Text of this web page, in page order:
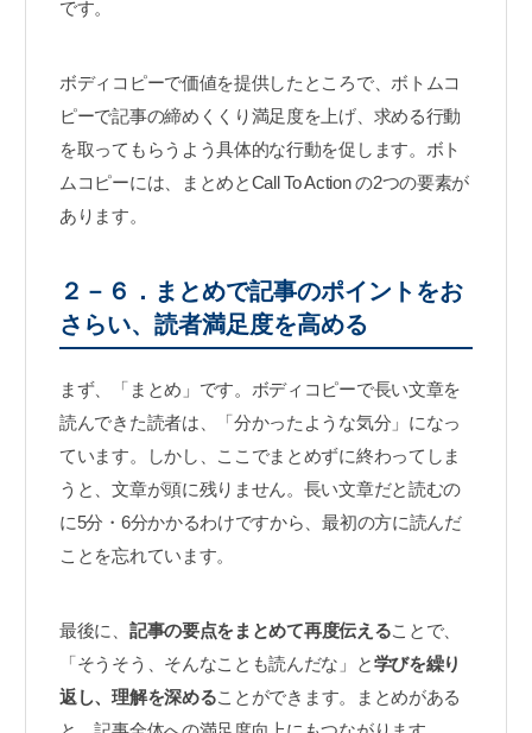
です。
ボディコピーで価値を提供したところで、ボトムコ
ピーで記事の締めくくり満足度を上げ、求める行動
を取ってもらうよう具体的な行動を促します。ボト
ムコピーには、まとめとCall To Action の2つの要素が
あります。
２－６．まとめで記事のポイントをお
さらい、読者満足度を高める
まず、「まとめ」です。ボディコピーで長い文章を
読んできた読者は、「分かったような気分」になっ
ています。しかし、ここでまとめずに終わってしま
うと、文章が頭に残りません。長い文章だと読むの
に5分・6分かかるわけですから、最初の方に読んだ
ことを忘れています。
最後に、 記事の要点をまとめて再度伝えることで、
「そうそう、そんなことも読んだな」と学びを繰り
返し、理解を深めることができます。まとめがある